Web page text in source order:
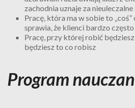
zachodnia uznaje za nieuleczalne
Pracę, która ma w sobie to
sprawia, że klienci bardzo często
Pracę, przy której robić
będziesz to co robisz
Program